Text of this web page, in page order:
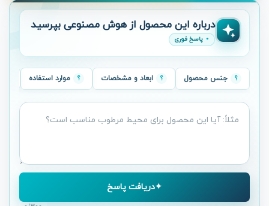
درباره این محصول از هوش مصنوعی بپرسید
پاسخ فوری
جنس محصول ابعاد و مشخصات موارد استفاده
سؤال
درباره
محصول
دریافت پاسخ